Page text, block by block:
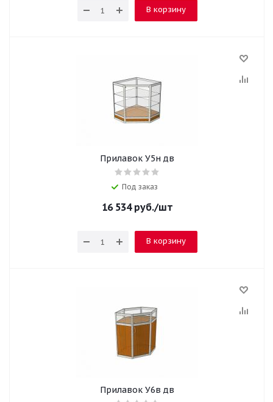
В корзину
Прилавок У5н дв
Под заказ
16 534руб./шт
В корзину
Прилавок У6в дв